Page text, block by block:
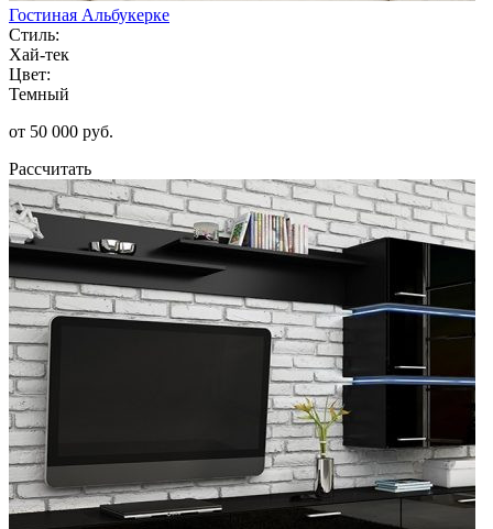
Гостиная Альбукерке
Стиль:
Хай-тек
Цвет:
Темный
от 50 000 руб.
Рассчитать